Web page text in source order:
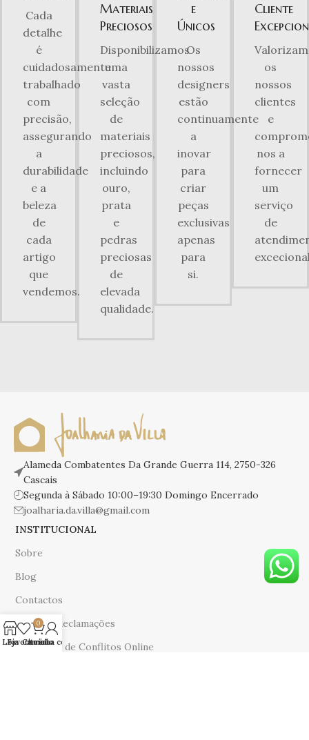
Cada
detalhe
é
cuidadosamente
trabalhado
com
precisão,
assegurando
a
durabilidade
e a
beleza
de
cada
artigo
que
vendemos.
Materiais
Preciosos
Disponibilizamos
uma
vasta
seleção
de
materiais
preciosos,
incluindo
ouro,
prata
e
pedras
preciosas
de
elevada
qualidade.
e
Únicos
Os
nossos
designers
estão
continuamente
a
inovar
para
criar
peças
exclusivas
apenas
para
si.
Cliente
os
nossos
clientes
e
nos a
fornecer
um
serviço
de
Alameda Combatentes Da Grande Guerra 114, 2750-326
Cascais
Segunda à Sábado 10:00–19:30 Domingo Encerrado
joalharia.da.villa@gmail.com
INSTITUCIONAL
Sobre
Blog
Contactos
Livro de Reclamações
Resolução de Conflitos Online
Loja
Favoritos
0
Carrinho
A minha conta